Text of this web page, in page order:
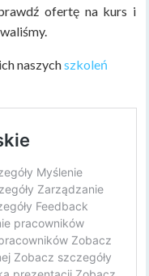
ofertę na kurs i
naszychszkoleń